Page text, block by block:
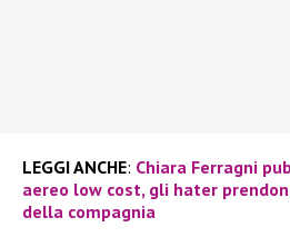
LEGGI ANCHE: Chiara Ferragni
aereo low cost, gli hater
della compagnia